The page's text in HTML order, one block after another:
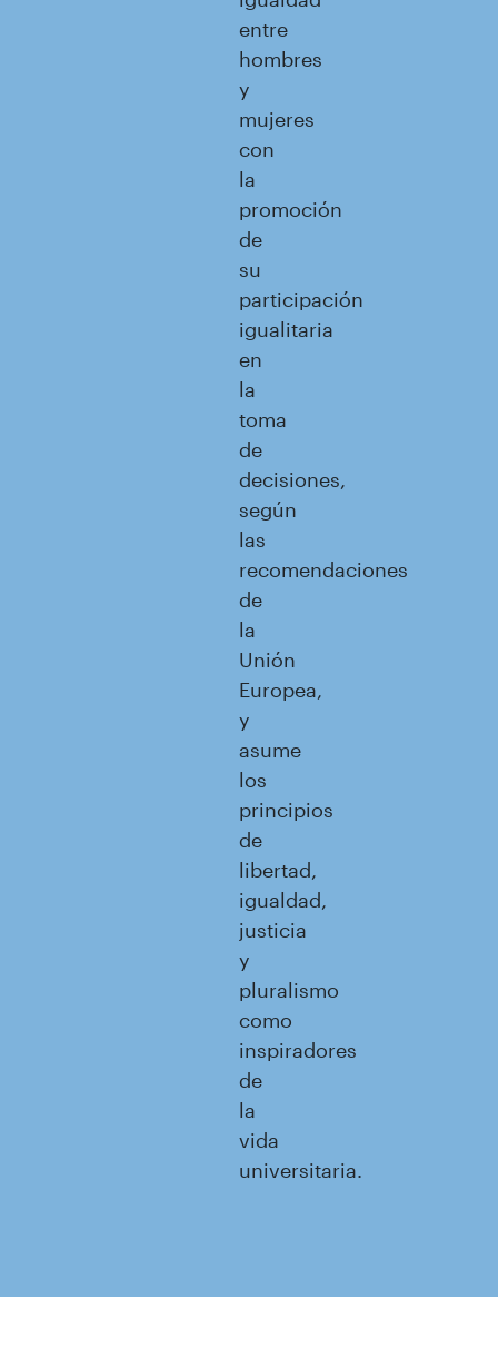
entre
hombres
y
mujeres
con
la
promoción
de
su
participación
igualitaria
en
la
toma
de
decisiones,
según
las
recomendaciones
de
la
Unión
Europea,
y
asume
los
principios
de
libertad,
igualdad,
justicia
y
pluralismo
como
inspiradores
de
la
vida
universitaria.